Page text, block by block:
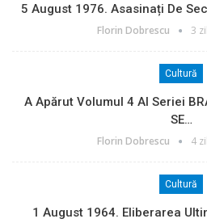
5 August 1976. Asasinați De
Florin Dobrescu 3
Cultură
A Apărut Volumul 4 Al Seriei
SE…
Florin Dobrescu 4
Cultură
1 August 1964. Eliberarea